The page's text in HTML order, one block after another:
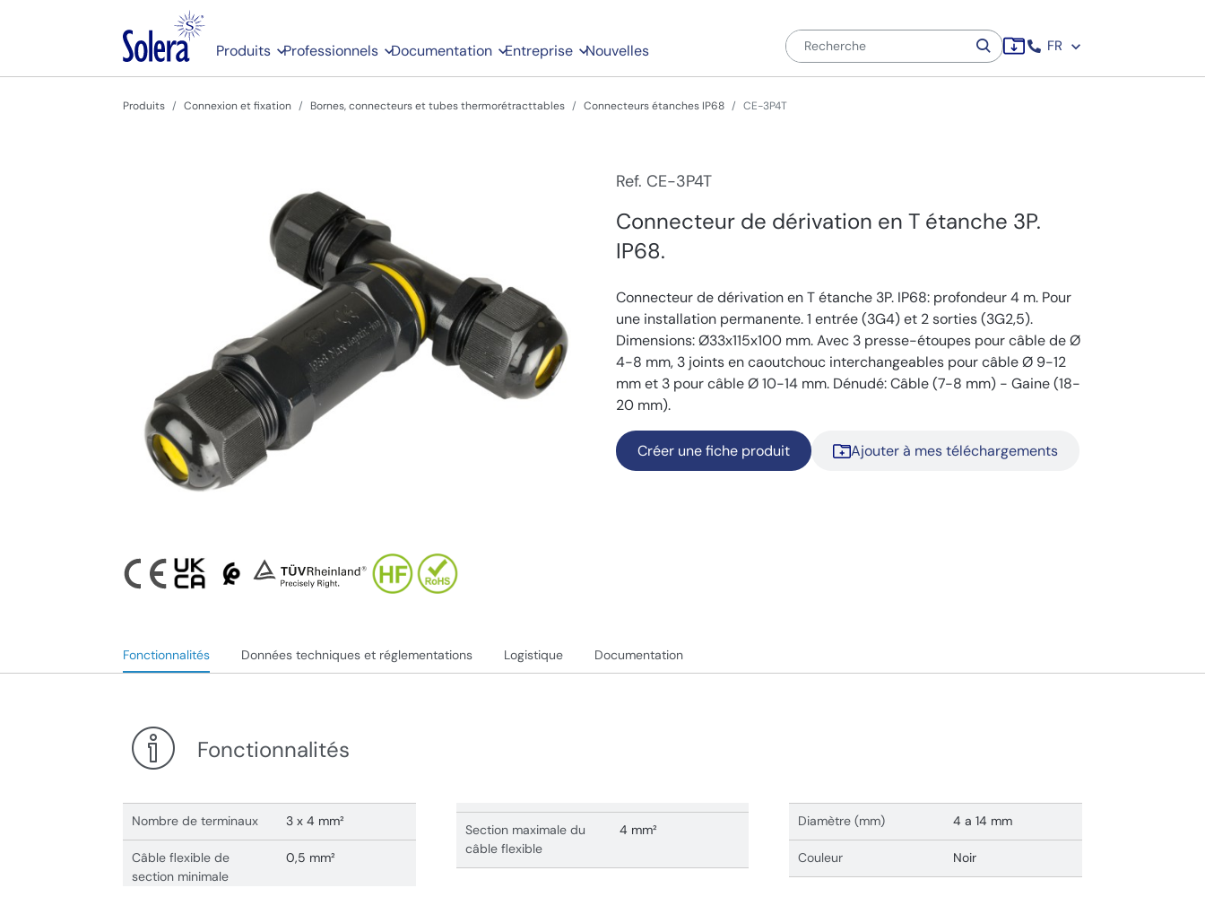
Produits Professionnels Documentation Entreprise Nouvelles FR
Produits Connexion et fixation Bornes, connecteurs et tubes thermorétracttables Connecteurs étanches IP68 CE-3P4T
Ref. CE-3P4T
Connecteur de dérivation en T étanche 3P.
IP68.
Connecteur de dérivation en T étanche 3P. IP68: profondeur 4 m. Pour
une installation permanente. 1 entrée (3G4) et 2 sorties (3G2,5).
Dimensions: Ø33x115x100 mm. Avec 3 presse-étoupes pour câble de Ø
4-8 mm, 3 joints en caoutchouc interchangeables pour câble Ø 9-12
mm et 3 pour câble Ø 10-14 mm. Dénudé: Câble (7-8 mm) - Gaine (18-
20 mm).
Créer une fiche produit Ajouter à mes téléchargements
Fonctionnalités Données techniques et réglementations Logistique Documentation
Fonctionnalités
Nombre de terminaux 3 x 4 mm²
Câble flexible de
section minimale
0,5 mm²
Section maximale du
câble flexible
4 mm²
Diamètre (mm) 4 a 14 mm
Couleur Noir